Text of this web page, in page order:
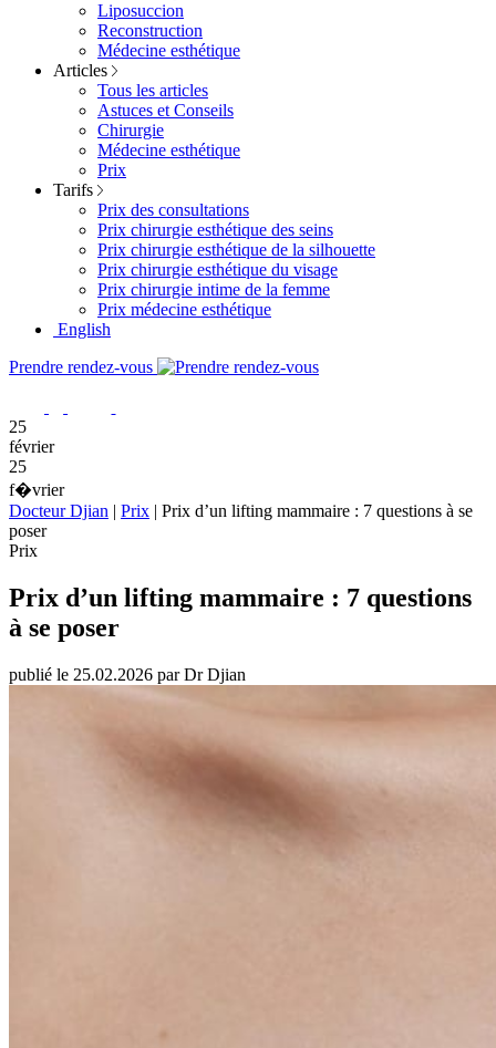
Liposuccion
Reconstruction
Médecine esthétique
Articles
Tous les articles
Astuces et Conseils
Chirurgie
Médecine esthétique
Prix
Tarifs
Prix des consultations
Prix chirurgie esthétique des seins
Prix chirurgie esthétique de la silhouette
Prix chirurgie esthétique du visage
Prix chirurgie intime de la femme
Prix médecine esthétique
English
Prendre rendez-vous
25
février
25
f�vrier
Docteur Djian | Prix | Prix d’un lifting mammaire : 7 questions à se
poser
Prix
Prix d’un lifting mammaire : 7 questions
à se poser
publié le 25.02.2026 par Dr Djian